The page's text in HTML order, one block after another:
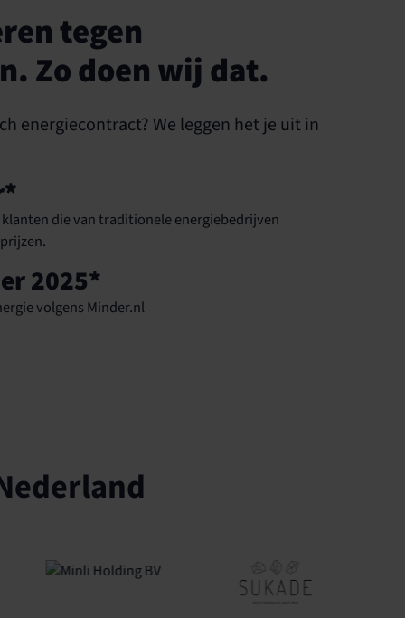
tegen
Zo doen wij dat.
energiecontract? We leggen het je uit in
die van traditionele energiebedrijven
2025*
volgens Minder.nl